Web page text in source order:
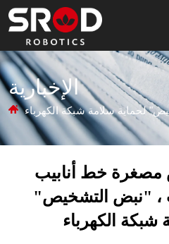
الإخبارية
لحماية سلامة شبكة الكهرباء